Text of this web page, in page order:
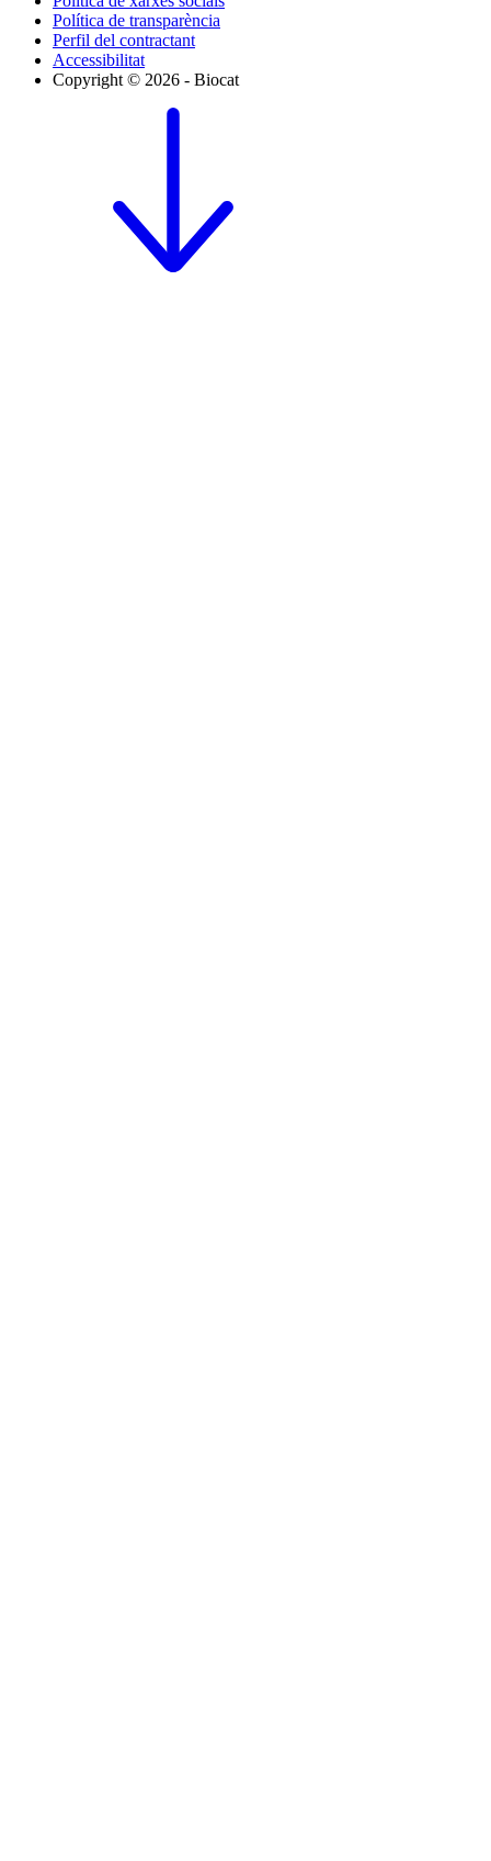
Política de transparència
Perfil del contractant
Accessibilitat
Copyright © 2026 - Biocat